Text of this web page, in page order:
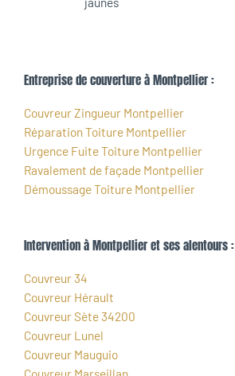
Entreprise de couverture à Montpellier :
Couvreur Zingueur Montpellier
Réparation Toiture Montpellier
Urgence Fuite Toiture Montpellier
Ravalement de façade Montpellier
Démoussage Toiture Montpellier
Intervention à Montpellier et ses alentours :
Couvreur 34
Couvreur Hérault
Couvreur Sète 34200
Couvreur Lunel
Couvreur Mauguio